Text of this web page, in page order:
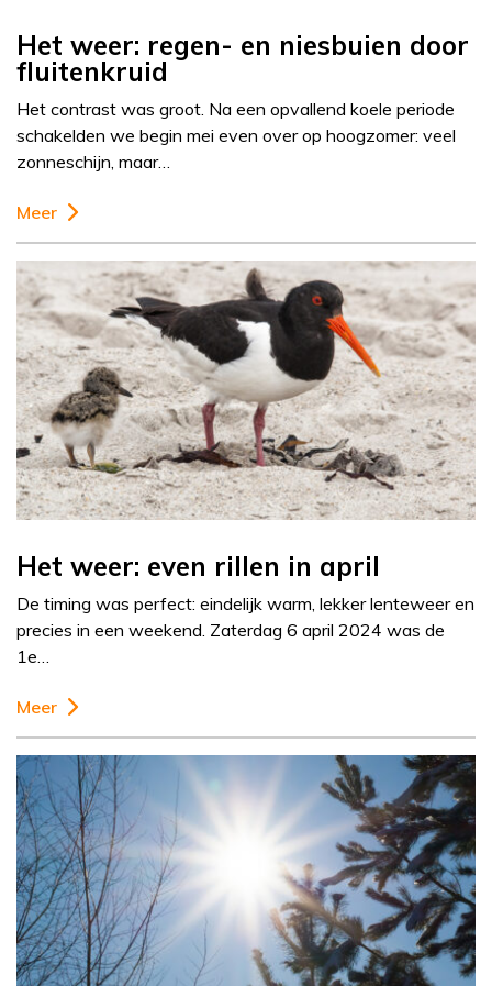
Het weer: regen- en niesbuien door
fluitenkruid
Het contrast was groot. Na een opvallend koele periode
schakelden we begin mei even over op hoogzomer: veel
zonneschijn, maar…
Meer
Het weer: even rillen in april
De timing was perfect: eindelijk warm, lekker lenteweer en
precies in een weekend. Zaterdag 6 april 2024 was de
1e…
Meer